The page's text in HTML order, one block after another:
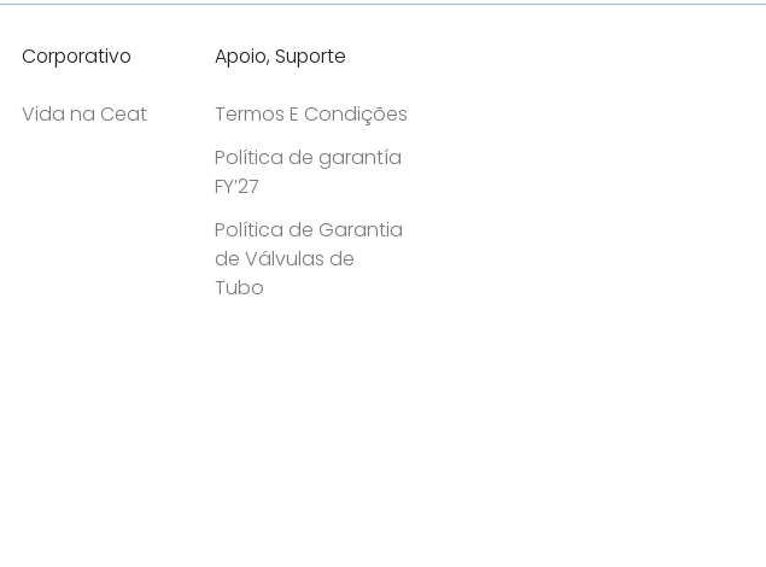
Corporativo
Vida na Ceat
Apoio, Suporte
Termos E Condições
Política de garantía
FY’27
Política de Garantia
de Válvulas de
Tubo